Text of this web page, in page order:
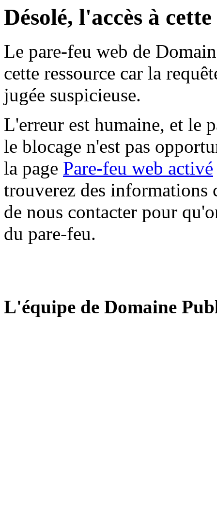
Désolé, l'accès à
Le pare-feu web de
cette ressource car la
jugée suspicieuse.
L'erreur est humaine, et le
le blocage n'est pas
la page Pare-feu web activé
trouverez des informations
de nous contacter pour
du pare-feu.
L'équipe de Domaine